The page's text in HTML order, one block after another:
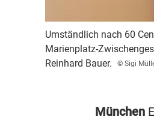
Umständlich nach 60
Marienplatz-
Reinhard Bauer.
© Sigi
München